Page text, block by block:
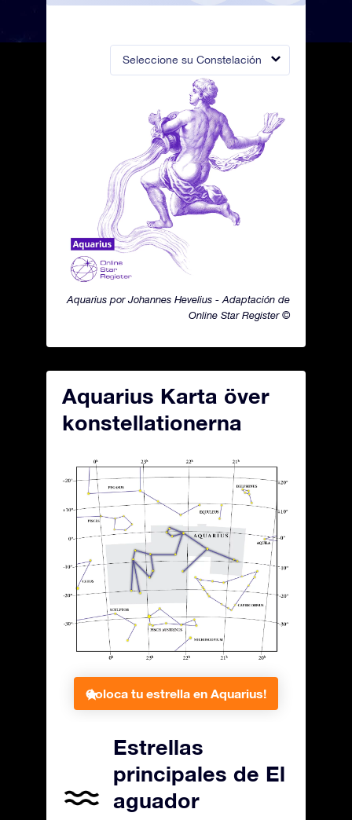
Seleccione su Constelación
Aquarius por Johannes Hevelius - Adaptación de
Online Star Register ©
Aquarius Karta över
konstellationerna
Coloca tu estrella en Aquarius!
Estrellas
principales de El
aguador